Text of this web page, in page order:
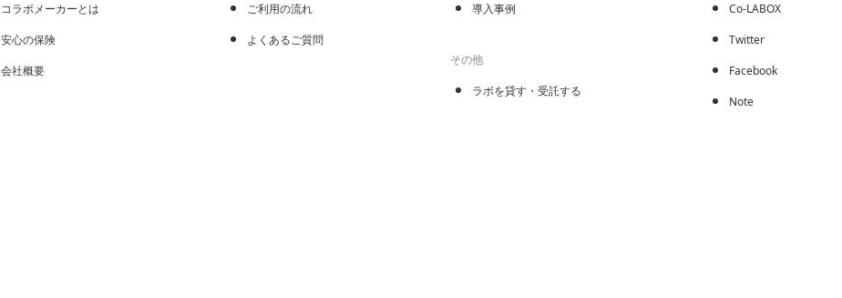
コラボメーカーとは
安心の保険
会社概要
ご利用の流れ
よくあるご質問
導入事例
その他
ラボを貸す・受託する
Co-LABOX
Twitter
Facebook
Note